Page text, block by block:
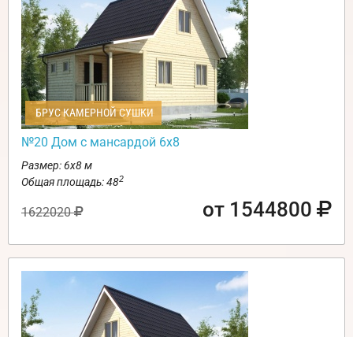
БРУС КАМЕРНОЙ СУШКИ
№20 Дом с мансардой 6х8
Размер: 6х8 м
Общая площадь: 482
1622020 от 1544800